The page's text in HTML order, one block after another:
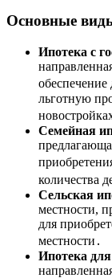
Основные
Ипотека с
льготную
Семейная
количества
Сельская
местности,
для
местности․
Ипотека